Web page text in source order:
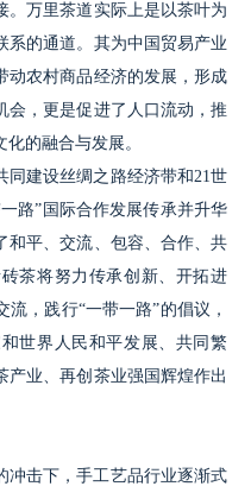
。万里茶道实际上是以茶叶为
系的通道。其为中国贸易产业
动农村商品经济的发展，形成
会，更是促进了人口流动，推
的融合与发展。
同建设丝绸之路经济带和21世
路”国际合作发展传承并升华
和平、交流、包容、合作、共
茶将努力传承创新、开拓进
，践行“一带一路”的倡议，
世界人民和平发展、共同繁
产业、再创茶业强国辉煌作出
冲击下，手工艺品行业逐渐式